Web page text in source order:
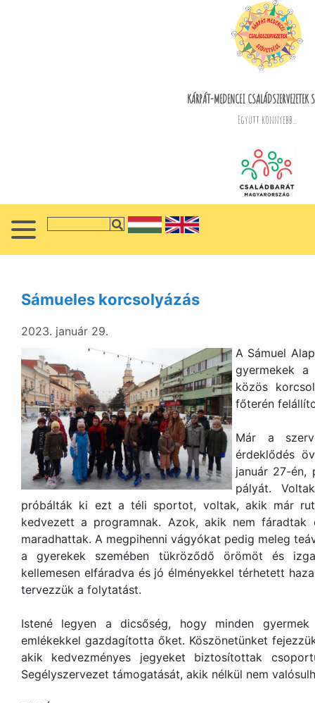
KÁRPÁT-MEDENCEI CSALÁDSZERVEZETEK
Együtt könnyebb...
Sámueles korcsolyázás
2023. január 29.
A Sámuel
gyermekek
közös
főterén
Már a
érdeklődés
január 27-én,
pályát.
próbálták ki ezt a téli sportot, voltak, akik már
kedvezett a programnak. Azok, akik nem
maradhattak. A megpihenni vágyókat pedig meleg
a gyerekek szemében tükröződő örömöt és
kellemesen elfáradva és jó élményekkel térhetett
tervezzük a folytatást.
Istené legyen a dicsőség, hogy minden
emlékekkel gazdagította őket. Köszönetünket
akik kedvezményes jegyeket biztosítottak
Segélyszervezet támogatását, akik nélkül nem